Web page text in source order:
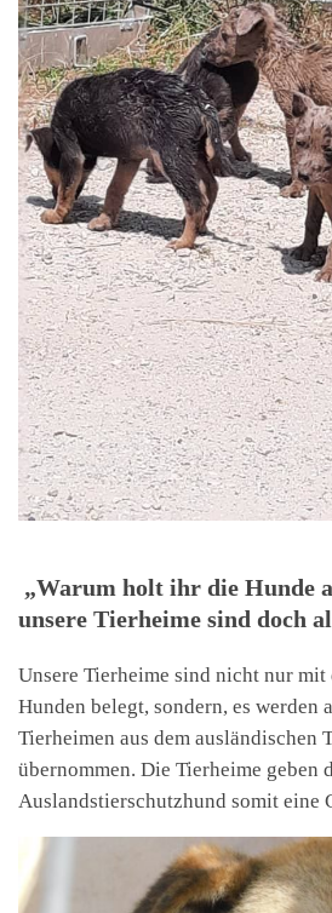
„Warum holt ihr die Hunde
unsere Tierheime sind doch
Unsere Tierheime sind nicht nur mit
Hunden belegt, sondern, es werden
Tierheimen aus dem ausländischen
übernommen. Die Tierheime geben
Auslandstierschutzhund somit eine